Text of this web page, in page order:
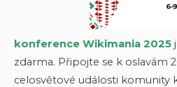
konference Wikimania 2025
zdarma. Připojte se k oslavám
celosvětové události komunity